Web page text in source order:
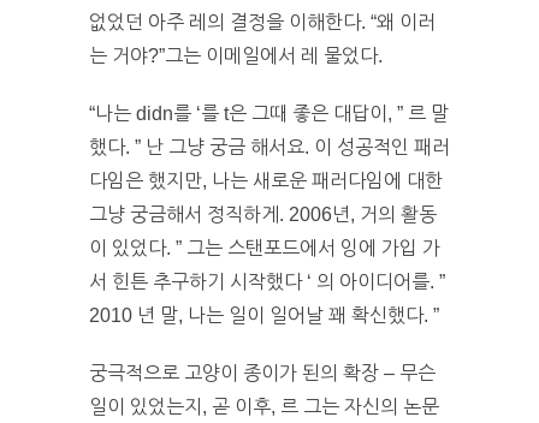
없었던 아주 레의 결정을 이해한다. “왜 이러
는 거야?”그는 이메일에서 레 물었다.
“나는 didn를 ‘를 t은 그때 좋은 대답이, ” 르 말
했다. ” 난 그냥 궁금 해서요. 이 성공적인 패러
다임은 했지만, 나는 새로운 패러다임에 대한
그냥 궁금해서 정직하게. 2006년, 거의 활동
이 있었다. ” 그는 스탠포드에서 잉에 가입 가
서 힌튼 추구하기 시작했다 ‘ 의 아이디어를. ”
2010 년 말, 나는 일이 일어날 꽤 확신했다. ”
궁극적으로 고양이 종이가 된의 확장 – 무슨
일이 있었는지, 곧 이후, 르 그는 자신의 논문